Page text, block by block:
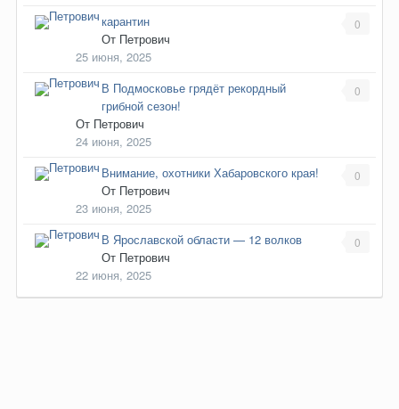
0
карантин
От Петрович
25 июня, 2025
0
В Подмосковье грядёт рекордный
грибной сезон!
От Петрович
24 июня, 2025
0
Внимание, охотники Хабаровского края!
От Петрович
23 июня, 2025
0
В Ярославской области — 12 волков
От Петрович
22 июня, 2025